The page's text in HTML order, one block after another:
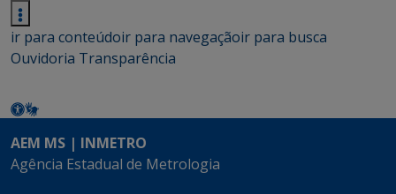
ir para conteúdoir para navegaçãoir para busca
Ouvidoria Transparência
AEM MS | INMETRO
Agência Estadual de Metrologia